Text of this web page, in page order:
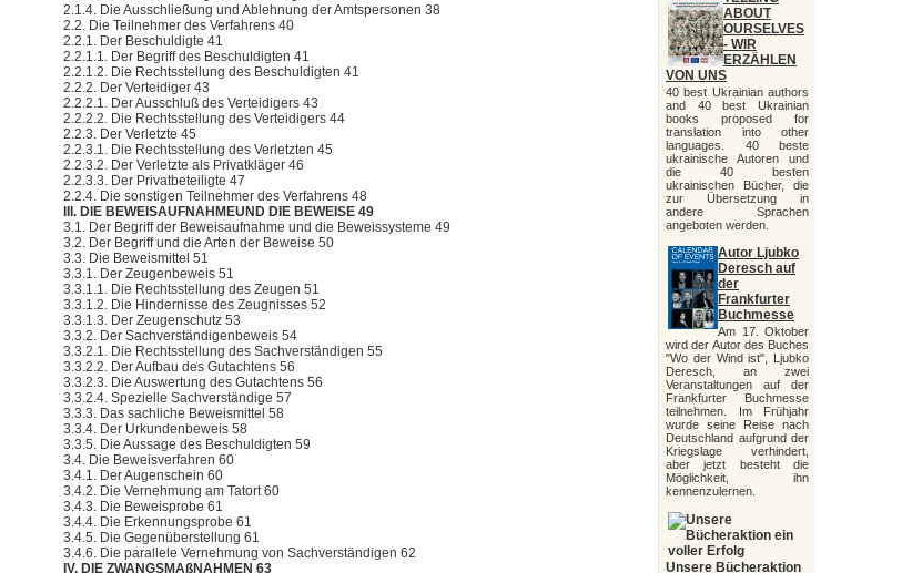
2.1.4. Die Ausschließung und Ablehnung der Amtspersonen 38
2.2. Die Teilnehmer des Verfahrens 40
2.2.1. Der Beschuldigte 41
2.2.1.1. Der Begriff des Beschuldigten 41
2.2.1.2. Die Rechtsstellung des Beschuldigten 41
2.2.2. Der Verteidiger 43
2.2.2.1. Der Ausschluß des Verteidigers 43
2.2.2.2. Die Rechtsstellung des Verteidigers 44
2.2.3. Der Verletzte 45
2.2.3.1. Die Rechtsstellung des Verletzten 45
2.2.3.2. Der Verletzte als Privatkläger 46
2.2.3.3. Der Privatbeteiligte 47
2.2.4. Die sonstigen Teilnehmer des Verfahrens 48
III. DIE BEWEISAUFNAHMEUND DIE BEWEISE 49
3.1. Der Begriff der Beweisaufnahme und die Beweissysteme 49
3.2. Der Begriff und die Arten der Beweise 50
3.3. Die Beweismittel 51
3.3.1. Der Zeugenbeweis 51
3.3.1.1. Die Rechtsstellung des Zeugen 51
3.3.1.2. Die Hindernisse des Zeugnisses 52
3.3.1.3. Der Zeugenschutz 53
3.3.2. Der Sachverständigenbeweis 54
3.3.2.1. Die Rechtsstellung des Sachverständigen 55
3.3.2.2. Der Aufbau des Gutachtens 56
3.3.2.3. Die Auswertung des Gutachtens 56
3.3.2.4. Spezielle Sachverständige 57
3.3.3. Das sachliche Beweismittel 58
3.3.4. Der Urkundenbeweis 58
3.3.5. Die Aussage des Beschuldigten 59
3.4. Die Beweisverfahren 60
3.4.1. Der Augenschein 60
3.4.2. Die Vernehmung am Tatort 60
3.4.3. Die Beweisprobe 61
3.4.4. Die Erkennungsprobe 61
3.4.5. Die Gegenüberstellung 61
3.4.6. Die parallele Vernehmung von Sachverständigen 62
IV. DIE ZWANGSMAßNAHMEN 63
ABOUT
OURSELVES
- WIR
ERZÄHLEN
VON UNS
40 best Ukrainian authors
and 40 best Ukrainian
books proposed for
translation into other
languages. 40 beste
ukrainische Autoren und
die 40 besten
ukrainischen Bücher, die
zur Übersetzung in
andere Sprachen
angeboten werden.
Autor Ljubko
Deresch auf
der
Frankfurter
Buchmesse
Am 17. Oktober
wird der Autor des Buches
"Wo der Wind ist", Ljubko
Deresch, an zwei
Veranstaltungen auf der
Frankfurter Buchmesse
teilnehmen. Im Frühjahr
wurde seine Reise nach
Deutschland aufgrund der
Kriegslage verhindert,
aber jetzt besteht die
Möglichkeit, ihn
kennenzulernen.
Unsere Bücheraktion